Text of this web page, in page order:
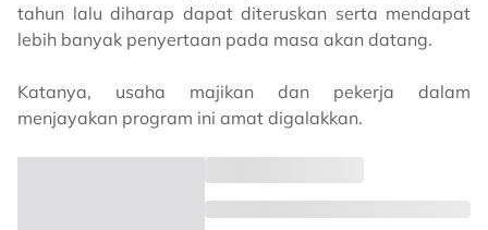
tahun lalu diharap dapat diteruskan serta mendapat
lebih banyak penyertaan pada masa akan datang.
Katanya, usaha majikan dan pekerja dalam
menjayakan program ini amat digalakkan.